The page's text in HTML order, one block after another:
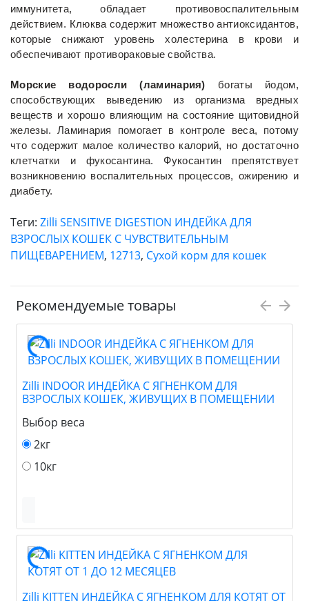
иммунитета, обладает противовоспалительным
действием. Клюква содержит множество антиоксидантов,
которые снижают уровень холестерина в крови и
обеспечивают противораковые свойства.
Морские водоросли (ламинария) богаты йодом,
способствующих выведению из организма вредных
веществ и хорошо влияющим на состояние щитовидной
железы. Ламинария помогает в контроле веса, потому
что содержит малое количество калорий, но достаточно
клетчатки и фукосантина. Фукосантин препятствует
возникновению воспалительных процессов, ожирению и
диабету.
Теги: Zilli SENSITIVE DIGESTION ИНДЕЙКА ДЛЯ
ВЗРОСЛЫХ КОШЕК С ЧУВСТВИТЕЛЬНЫМ
ПИЩЕВАРЕНИЕМ, 12713, Сухой корм для кошек
Рекомендуемые товары
Zilli INDOOR ИНДЕЙКА С ЯГНЕНКОМ ДЛЯ
ВЗРОСЛЫХ КОШЕК, ЖИВУЩИХ В ПОМЕЩЕНИИ
Выбор веса
2кг
10кг
Zilli KITTEN ИНДЕЙКА С ЯГНЕНКОМ ДЛЯ КОТЯТ ОТ